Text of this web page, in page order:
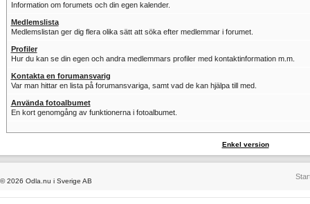
Information om forumets och din egen kalender.
Medlemslista
Medlemslistan ger dig flera olika sätt att söka efter medlemmar i forumet.
Profiler
Hur du kan se din egen och andra medlemmars profiler med kontaktinformation m.m.
Kontakta en forumansvarig
Var man hittar en lista på forumansvariga, samt vad de kan hjälpa till med.
Använda fotoalbumet
En kort genomgång av funktionerna i fotoalbumet.
Enkel version
© 2026 Odla.nu i Sverige AB